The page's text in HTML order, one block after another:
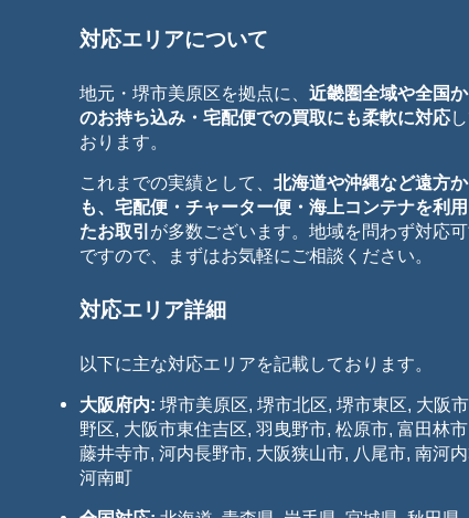
対応エリアについて
地元・堺市美原区を拠点に、 近畿圏全域や全国
のお持ち込み・宅配便での買取にも柔軟に対応
おります。
これまでの実績として、 北海道や沖縄など遠方
も、宅配便・チャーター便・海上コンテナを利
たお取引 が多数ございます。地域を問わず対応
ですので、まずはお気軽にご相談ください。
対応エリア詳細
以下に主な対応エリアを記載しております。
大阪府内: 堺市美原区, 堺市北区, 堺市東区, 大阪
野区, 大阪市東住吉区, 羽曳野市, 松原市, 富田林
藤井寺市, 河内長野市, 大阪狭山市, 八尾市, 南河
河南町